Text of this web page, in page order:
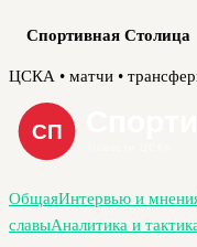
Спортивная Столица
Перейти
содержимому
ЦСКА • матчи •
ОбщаяИнтервью и
славыАналитика и